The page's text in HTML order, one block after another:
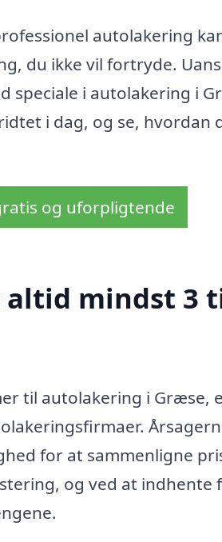
autolakering
du ikke vil fortryde.
speciale i autolakering i
i dag, og se,
og uforpligtende
mindst 3
til autolakering i Græse,
for at sammenligne
og ved at